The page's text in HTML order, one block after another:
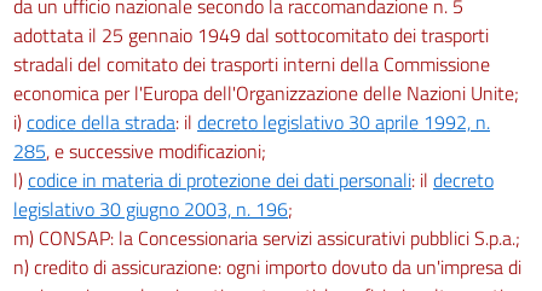
da un ufficio nazionale secondo la raccomandazione n. 5
adottata il 25 gennaio 1949 dal sottocomitato dei trasporti
stradali del comitato dei trasporti interni della Commissione
economica per l'Europa dell'Organizzazione delle Nazioni Unite;
i)codice della strada: il decreto legislativo 30 aprile 1992, n.
285, e successive modificazioni;
l)codice in materia di protezione dei dati personali: il decreto
legislativo 30 giugno 2003, n. 196;
m) CONSAP: la Concessionaria servizi assicurativi pubblici S.p.a.;
n) credito di assicurazione: ogni importo dovuto da un'impresa di